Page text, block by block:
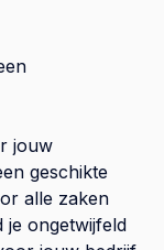
jouw
geschikte
alle zaken
je ongetwijfeld